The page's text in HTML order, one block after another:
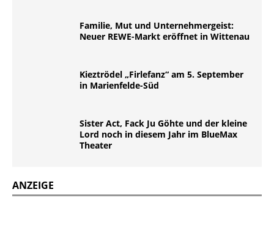
Familie, Mut und Unternehmergeist:
Neuer REWE-Markt eröffnet in Wittenau
Kieztrödel „Firlefanz“ am 5. September
in Marienfelde-Süd
Sister Act, Fack Ju Göhte und der kleine
Lord noch in diesem Jahr im BlueMax
Theater
ANZEIGE